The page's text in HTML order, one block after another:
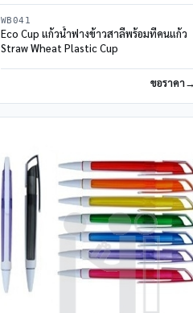
WB041
Eco Cup แก้วน้ำฟางข้าวสาลีพร้อมที่คนแก้ว
Straw Wheat Plastic Cup
ขอราคา